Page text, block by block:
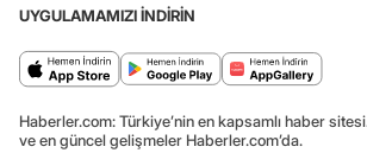
UYGULAMAMIZI İNDİRİN
Haberler.com: Türkiye’nin en kapsamlı haber
ve en güncel gelişmeler Haberler.com’da.